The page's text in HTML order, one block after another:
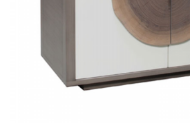
Lost password?